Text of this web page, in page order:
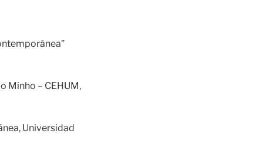
Minho – CEHUM,
Universidad